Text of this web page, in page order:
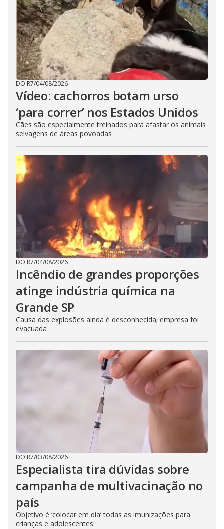
DO R7/04/08/2026
Vídeo: cachorros botam urso
‘para correr’ nos Estados Unidos
Cães são especialmente treinados para afastar os animais
selvagens de áreas povoadas
DO R7/04/08/2026
Incêndio de grandes proporções
atinge indústria química na
Grande SP
Causa das explosões ainda é desconhecida; empresa foi
evacuada
DO R7/03/08/2026
Especialista tira dúvidas sobre
campanha de multivacinação no
país
Objetivo é ‘colocar em dia’ todas as imunizações para
crianças e adolescentes